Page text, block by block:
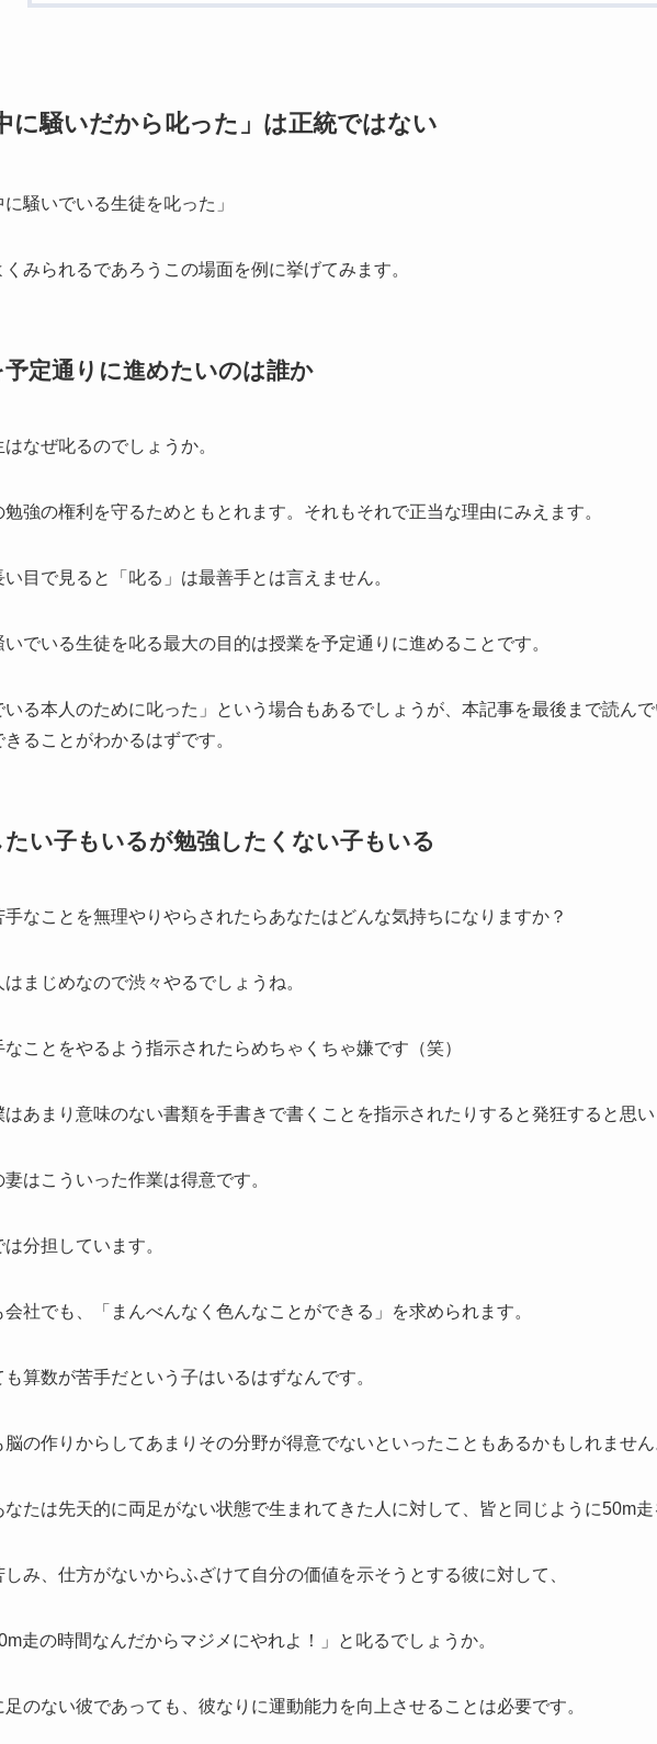
に騒いだから叱った」は正統ではない
に騒いでいる生徒を叱った」
みられるであろうこの場面を例に挙げてみます。
予定通りに進めたいのは誰か
はなぜ叱るのでしょうか。
勉強の権利を守るためともとれます。それもそれで正当な理由にみえます。
い目で見ると「叱る」は最善手とは言えません。
いでいる生徒を叱る最大の目的は授業を予定通りに進めることです。
いる本人のために叱った」という場合もあるでしょうが、本記事を最後まで読ん
ることがわかるはずです。
たい子もいるが勉強したくない子もいる
手なことを無理やりやらされたらあなたはどんな気持ちになりますか？
はまじめなので渋々やるでしょうね。
ことをやるよう指示されたらめちゃくちゃ嫌です（笑）
はあまり意味のない書類を手書きで書くことを指示されたりすると発狂すると思
妻はこういった作業は得意です。
分担しています。
会社でも、「まんべんなく色んなことができる」を求められます。
も算数が苦手だという子はいるはずなんです。
脳の作りからしてあまりその分野が得意でないといったこともあるかもしれませ
なたは先天的に両足がない状態で生まれてきた人に対して、皆と同じように50m
しみ、仕方がないからふざけて自分の価値を示そうとする彼に対して、
走の時間なんだからマジメにやれよ！」と叱るでしょうか。
足のない彼であっても、彼なりに運動能力を向上させることは必要です。